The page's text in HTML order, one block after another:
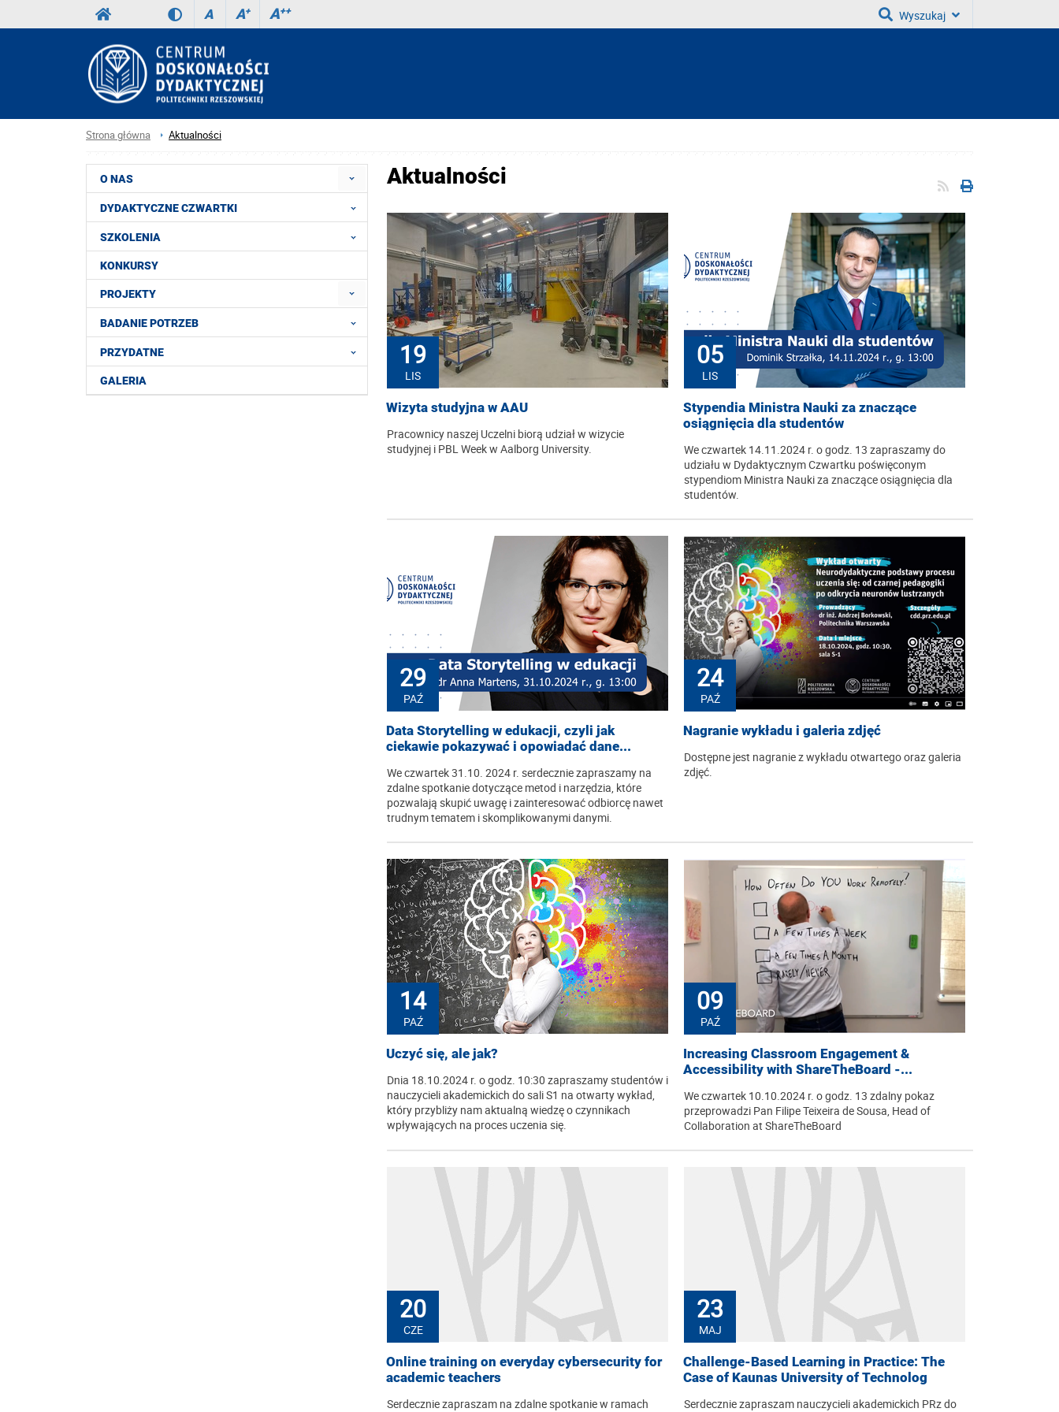
A A+ A++ Wyszukaj
Strona główna Aktualności
O NAS
DYDAKTYCZNE CZWARTKI
SZKOLENIA
KONKURSY
PROJEKTY
BADANIE POTRZEB
PRZYDATNE
GALERIA
Aktualności
19
LIS
Wizyta studyjna w AAU
Pracownicy naszej Uczelni biorą udział w wizycie
studyjnej i PBL Week w Aalborg University.
05
LIS
Stypendia Ministra Nauki za znaczące
osiągnięcia dla studentów
We czwartek 14.11.2024 r. o godz. 13 zapraszamy do
udziału w Dydaktycznym Czwartku poświęconym
stypendiom Ministra Nauki za znaczące osiągnięcia dla
studentów.
29
PAŹ
Data Storytelling w edukacji, czyli jak
ciekawie pokazywać i opowiadać dane...
We czwartek 31.10. 2024 r. serdecznie zapraszamy na
zdalne spotkanie dotyczące metod i narzędzia, które
pozwalają skupić uwagę i zainteresować odbiorcę nawet
trudnym tematem i skomplikowanymi danymi.
24
PAŹ
Nagranie wykładu i galeria zdjęć
Dostępne jest nagranie z wykładu otwartego oraz galeria
zdjęć.
14
PAŹ
Uczyć się, ale jak?
Dnia 18.10.2024 r. o godz. 10:30 zapraszamy studentów i
nauczycieli akademickich do sali S1 na otwarty wykład,
który przybliży nam aktualną wiedzę o czynnikach
wpływających na proces uczenia się.
09
PAŹ
Increasing Classroom Engagement &
Accessibility with ShareTheBoard -...
We czwartek 10.10.2024 r. o godz. 13 zdalny pokaz
przeprowadzi Pan Filipe Teixeira de Sousa, Head of
Collaboration at ShareTheBoard
20
CZE
Online training on everyday cybersecurity for
academic teachers
Serdecznie zapraszam na zdalne spotkanie w ramach
23
MAJ
Challenge-Based Learning in Practice: The
Case of Kaunas University of Technolog
Serdecznie zapraszam nauczycieli akademickich PRz do